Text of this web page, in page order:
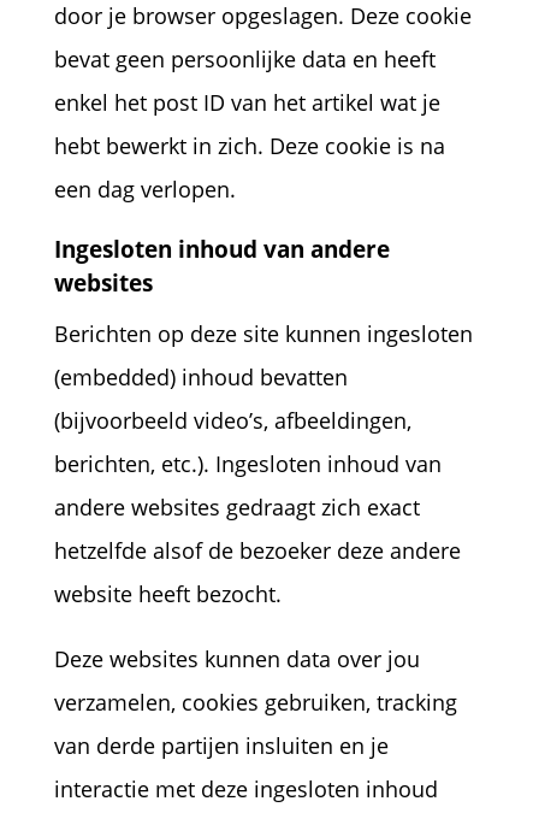
door je browser opgeslagen. Deze cookie
bevat geen persoonlijke data en heeft
enkel het post ID van het artikel wat je
hebt bewerkt in zich. Deze cookie is na
een dag verlopen.
Ingesloten inhoud van andere
websites
Berichten op deze site kunnen ingesloten
(embedded) inhoud bevatten
(bijvoorbeeld video’s, afbeeldingen,
berichten, etc.). Ingesloten inhoud van
andere websites gedraagt zich exact
hetzelfde alsof de bezoeker deze andere
website heeft bezocht.
Deze websites kunnen data over jou
verzamelen, cookies gebruiken, tracking
van derde partijen insluiten en je
interactie met deze ingesloten inhoud